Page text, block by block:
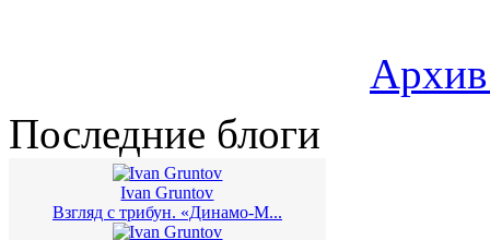
Последние блоги
Ivan Gruntov
Взгляд с трибун. «Динамо-М...